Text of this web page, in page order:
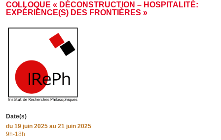
COLLOQUE « DÉCONSTRUCTION – HOSPITALITÉ:
EXPÉRIENCE(S) DES FRONTIÈRES »
Date(s)
du 19 juin 2025 au 21 juin 2025
9h-18h